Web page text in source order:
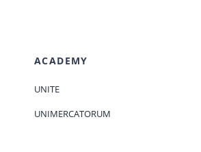
ACADEMY
UNITE
UNIMERCATORUM